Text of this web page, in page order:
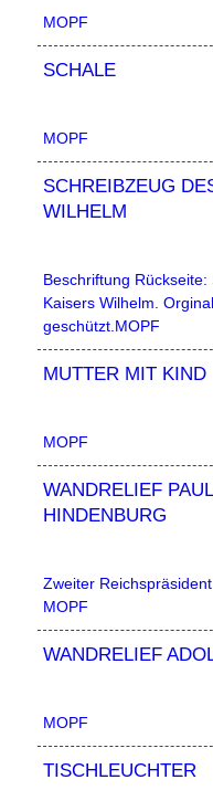
MOPF
SCHALE
MOPF
SCHREIBZEUG
WILHELM
Beschriftung Rückseite:
Kaisers Wilhelm.
geschützt.MOPF
MUTTER MIT KIND
MOPF
WANDRELIEF
HINDENBURG
Zweiter
MOPF
WANDRELIEF
MOPF
TISCHLEUCHTER